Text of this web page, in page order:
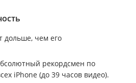
дольше, чем его
рекордсмен по
iPhone (до 39 часов видео).